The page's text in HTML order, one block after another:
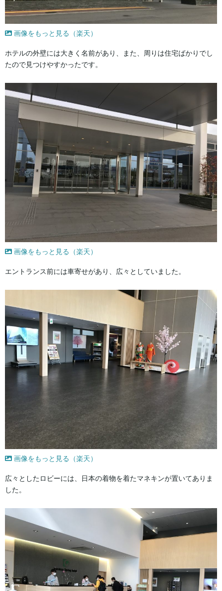
画像をもっと見る（楽天）
ホテルの外壁には大きく名前があり、また、周りは住宅ばかりでし
たので見つけやすかったです。
画像をもっと見る（楽天）
エントランス前には車寄せがあり、広々としていました。
画像をもっと見る（楽天）
広々としたロビーには、日本の着物を着たマネキンが置いてありま
した。